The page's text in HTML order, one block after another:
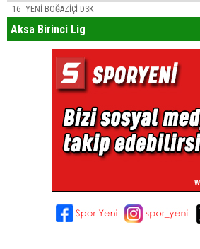
16 YENİ BOĞAZİÇİ DSK
Aksa Birinci Lig